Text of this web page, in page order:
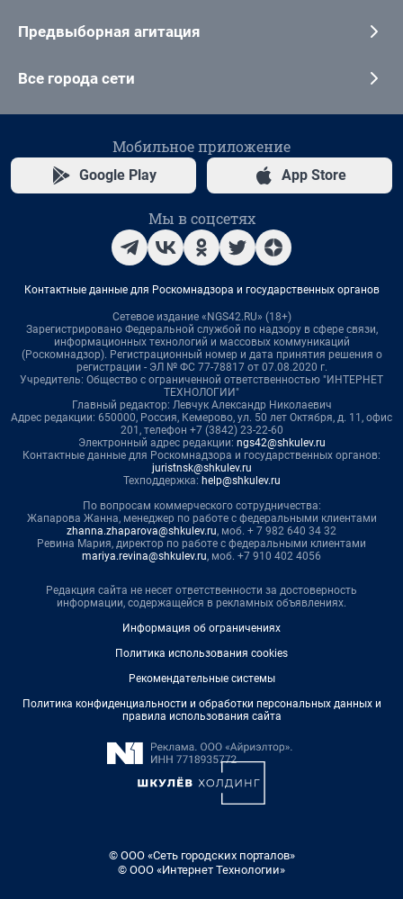
Предвыборная агитация
Все города сети
Мобильное приложение
Google Play App Store
Мы в соцсетях
Контактные данные для Роскомнадзора и государственных органов
Сетевое издание «NGS42.RU» (18+)
Зарегистрировано Федеральной службой по надзору в сфере связи,
информационных технологий и массовых коммуникаций
(Роскомнадзор). Регистрационный номер и дата принятия решения о
регистрации - ЭЛ № ФС 77-78817 от 07.08.2020 г.
Учредитель: Общество с ограниченной ответственностью "ИНТЕРНЕТ
ТЕХНОЛОГИИ"
Главный редактор: Левчук Александр Николаевич
Адрес редакции: 650000, Россия, Кемерово, ул. 50 лет Октября, д. 11, офис
201, телефон +7 (3842) 23-22-60
Электронный адрес редакции: ngs42@shkulev.ru
Контактные данные для Роскомнадзора и государственных органов:
juristnsk@shkulev.ru
Техподдержка: help@shkulev.ru
По вопросам коммерческого сотрудничества:
Жапарова Жанна, менеджер по работе с федеральными клиентами
zhanna.zhaparova@shkulev.ru, моб. + 7 982 640 34 32
Ревина Мария, директор по работе с федеральными клиентами
mariya.revina@shkulev.ru, моб. +7 910 402 4056
Редакция сайта не несет ответственности за достоверность
информации, содержащейся в рекламных объявлениях.
Информация об ограничениях
Политика использования cookies
Рекомендательные системы
Политика конфиденциальности и обработки персональных данных и
правила использования сайта
© ООО «Сеть городских порталов»
© ООО «Интернет Технологии»